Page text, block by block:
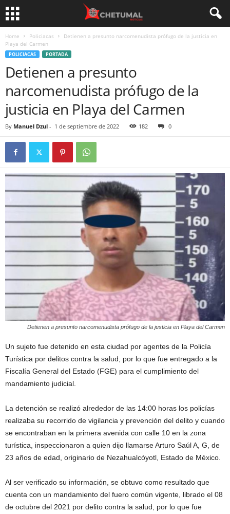
Home Policiacas
Detienen a presunto narcomenudista prófugo de la justicia en
Playa del Carmen
POLICIACAS PORTADA
Detienen a presunto
narcomenudista prófugo de la
justicia en Playa del Carmen
By Manuel Dzul - 1 de septiembre de 2022 182 0
Detienen a presunto narcomenudista prófugo de la justicia en Playa del Carmen
Un sujeto fue detenido en esta ciudad por agentes de la Policía
Turística por delitos contra la salud, por lo que fue entregado a la
Fiscalía General del Estado (FGE) para el cumplimiento del
mandamiento judicial.
La detención se realizó alrededor de las 14:00 horas los policías
realizaba su recorrido de vigilancia y prevención del delito y cuando
se encontraban en la primera avenida con calle 10 en la zona
turística, inspeccionaron a quien dijo llamarse Arturo Saúl A, G, de
23 años de edad, originario de Nezahualcóyotl, Estado de México.
Al ser verificado su información, se obtuvo como resultado que
cuenta con un mandamiento del fuero común vigente, librado el 08
de octubre del 2021 por delito contra la salud, por lo que fue